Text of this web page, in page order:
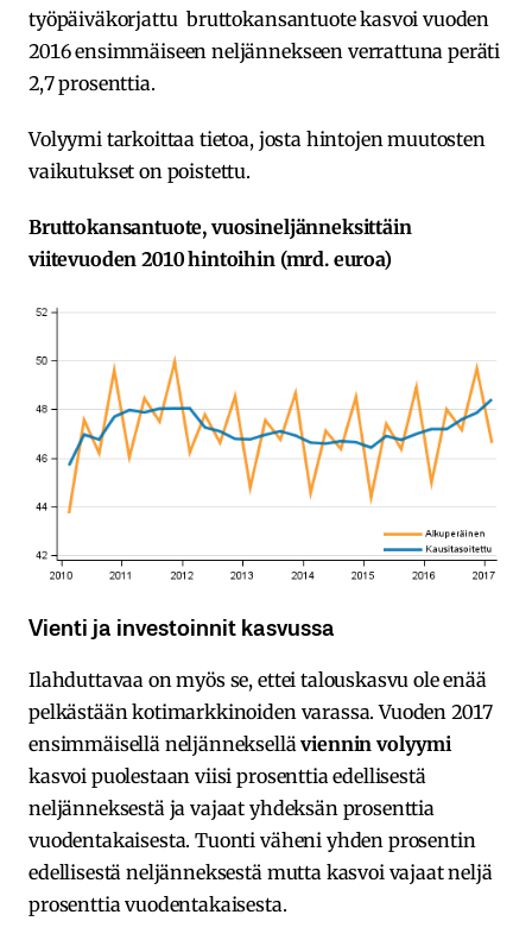
työpäiväkorjattu bruttokansantuote kasvoi vuoden
2016 ensimmäiseen neljännekseen verrattuna peräti
2,7 prosenttia.
Volyymi tarkoittaa tietoa, josta hintojen muutosten
vaikutukset on poistettu.
Bruttokansantuote, vuosineljänneksittäin
viitevuoden 2010 hintoihin (mrd. euroa)
Vienti ja investoinnit kasvussa
Ilahduttavaa on myös se, ettei talouskasvu ole enää
pelkästään kotimarkkinoiden varassa. Vuoden 2017
ensimmäisellä neljännekselläviennin volyymi
kasvoi puolestaan viisi prosenttia edellisestä
neljänneksestä ja vajaat yhdeksän prosenttia
vuodentakaisesta. Tuonti väheni yhden prosentin
edellisestä neljänneksestä mutta kasvoi vajaat neljä
prosenttia vuodentakaisesta.